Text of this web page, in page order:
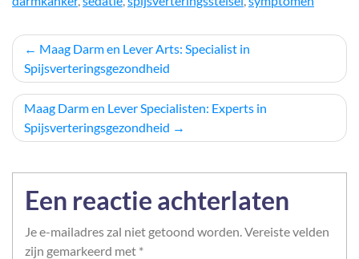
Berichtnavigatie
Maag Darm en Lever Arts: Specialist in
Spijsverteringsgezondheid
Maag Darm en Lever Specialisten: Experts in
Spijsverteringsgezondheid
Een reactie achterlaten
Je e-mailadres zal niet getoond worden.Vereiste velden
zijn gemarkeerd met *